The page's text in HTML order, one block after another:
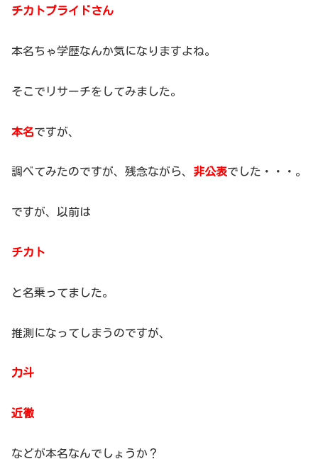
チカトプライドさん
本名ちゃ学歴なんか気になりますよね。
そこでリサーチをしてみました。
本名ですが、
調べてみたのですが、残念ながら、 非公表でした・・・。
ですが、以前は
チカト
と名乗ってました。
推測になってしまうのですが、
力斗
近徹
などが本名なんでしょうか？